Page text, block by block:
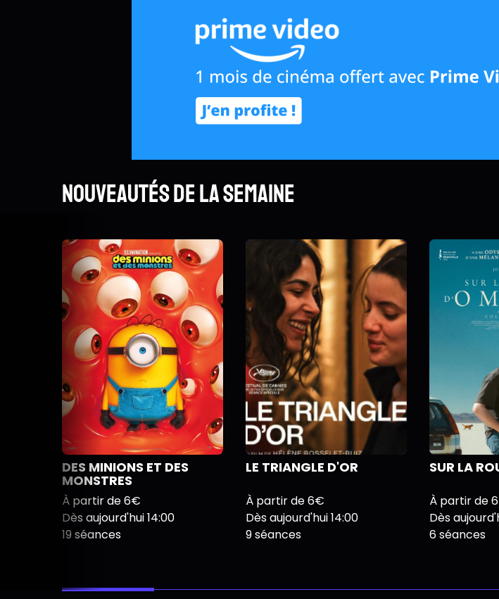
Nouveautés de la semaine
DES MINIONS ET DES
MONSTRES
À partir de 6€
Dès aujourd'hui 14:00
19 séances
LE TRIANGLE D'OR
À partir de 6€
Dès aujourd'hui 14:00
9 séances
SUR LA
À partir de
Dès
6 séances